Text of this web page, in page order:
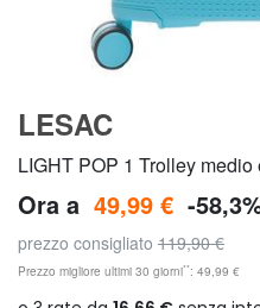
LESAC
LIGHT POP 1 Trolley
Ora a 49,99 € -
prezzo consigliato 119,90 €
Prezzo migliore ultimi 30 giorni**: 49,99 €